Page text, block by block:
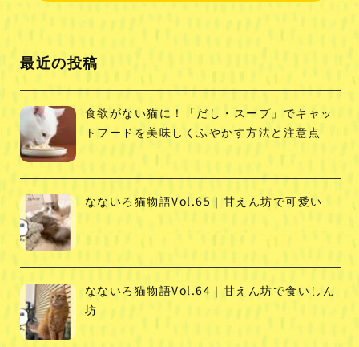
最近の投稿
食欲がない猫に！「だし・スープ」でキャッ
トフードを美味しくふやかす方法と注意点
なないろ猫物語Vol.65｜甘えん坊で可愛い
なないろ猫物語Vol.64｜甘えん坊で食いしん
坊